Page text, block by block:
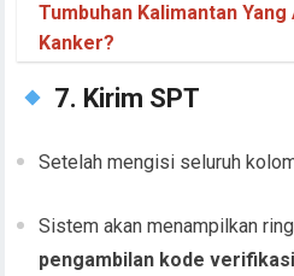
Tumbuhan Kalimantan Yang
Kanker?
7. Kirim SPT
Setelah mengisi seluruh
Sistem akan menampilkan
pengambilan kode verifikasi